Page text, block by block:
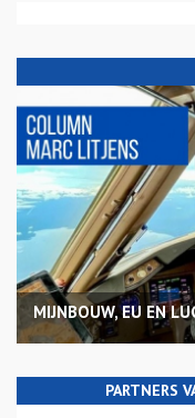
MIJNBOUW, EU EN
PARTNERS